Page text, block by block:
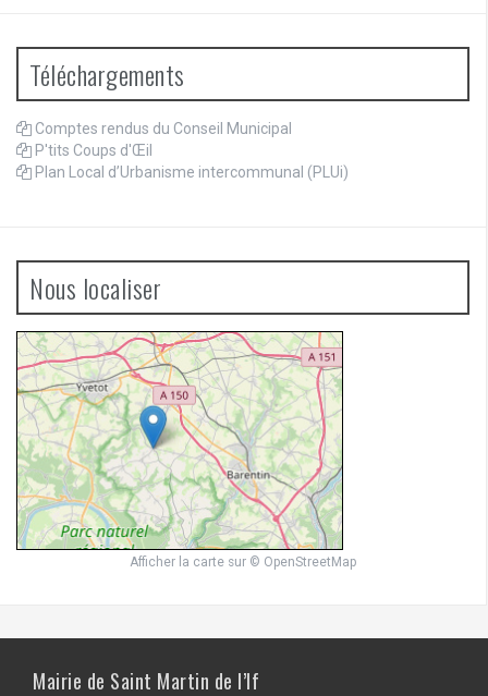
Téléchargements
Comptes rendus du Conseil Municipal
P'tits Coups d'Œil
Plan Local d’Urbanisme intercommunal (PLUi)
Nous localiser
Afficher la carte sur © OpenStreetMap
Mairie de Saint Martin de l’If